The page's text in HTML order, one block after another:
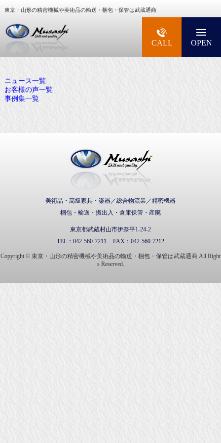
東京・山形の精密機械や美術品の輸送・梱包・保管は武蔵通商
大型精密機械・美術品・高級楽器の梱包・輸送
CALL OPEN
ニュース一覧
お客様の声一覧
事例集一覧
美術品・高級家具・楽器／総合物流業／精密機器
梱包・輸送・搬出入・倉庫保管・産廃
東京都武蔵村山市伊奈平1-24-2
TEL： 042-560-7211 FAX： 042-560-7212
Copyright © 東京・山形の精密機械や美術品の輸送・梱包・保管は武蔵通商 All Right
s Reserved.